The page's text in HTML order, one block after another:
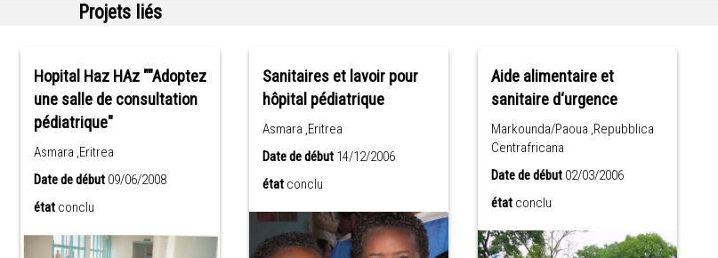
Projets liés
Hopital Haz HAz ""Adoptez
une salle de consultation
pédiatrique"
Asmara ,Eritrea
Date de début09/06/2008
état conclu
Sanitaires et lavoir pour
hôpital pédiatrique
Asmara ,Eritrea
Date de début14/12/2006
état conclu
Aide alimentaire et
sanitaire d‘urgence
Markounda/Paoua ,Repubblica
Centrafricana
Date de début 02/03/2006
état conclu